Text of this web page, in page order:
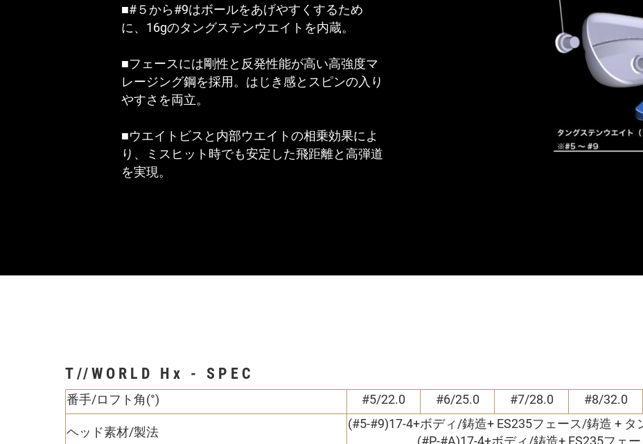
■#５から#9はボールをあげやすくするため
に、16gのタングステンウエイトを内蔵。
■フェースには剛性と反発性能が高い高強度マ
レージング鋼を採用。はじき感とスピンの入り
やすさを両立。
■ウエイトビスと内部ウエイトの相乗効果によ
り、ミスヒット時でも安定した飛距離と高弾道
を実現。
T//WORLD Hx - SPEC
番手/ロフト角(°) #5/22.0 #6/25.0 #7/28.0 #8/32.0
ヘッド素材/製法
(#5-#9)17-4+ボディ/鋳造+ ES235フェース/鋳造 +